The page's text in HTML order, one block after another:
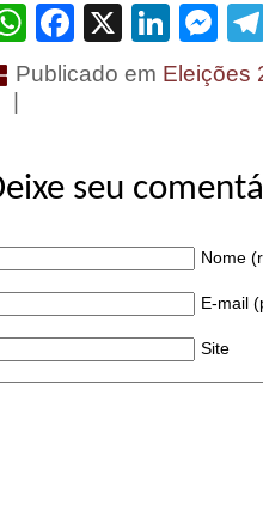
WhatsApp
Facebook
X
Publicado em Eleições
seu
Nome
E-mail
Site